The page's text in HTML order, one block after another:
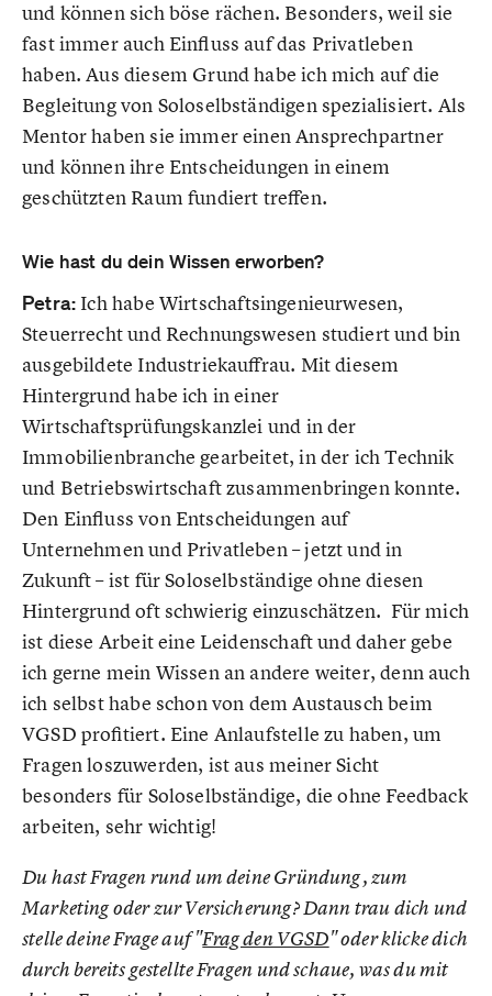
und können sich böse rächen. Besonders, weil sie
fast immer auch Einfluss auf das Privatleben
haben. Aus diesem Grund habe ich mich auf die
Begleitung von Soloselbständigen spezialisiert. Als
Mentor haben sie immer einen Ansprechpartner
und können ihre Entscheidungen in einem
geschützten Raum fundiert treffen.
Wie hast du dein Wissen erworben?
Petra: Ich habe Wirtschaftsingenieurwesen,
Steuerrecht und Rechnungswesen studiert und bin
ausgebildete Industriekauffrau. Mit diesem
Hintergrund habe ich in einer
Wirtschaftsprüfungskanzlei und in der
Immobilienbranche gearbeitet, in der ich Technik
und Betriebswirtschaft zusammenbringen konnte.
Den Einfluss von Entscheidungen auf
Unternehmen und Privatleben – jetzt und in
Zukunft – ist für Soloselbständige ohne diesen
Hintergrund oft schwierig einzuschätzen. Für mich
ist diese Arbeit eine Leidenschaft und daher gebe
ich gerne mein Wissen an andere weiter, denn auch
ich selbst habe schon von dem Austausch beim
VGSD profitiert. Eine Anlaufstelle zu haben, um
Fragen loszuwerden, ist aus meiner Sicht
besonders für Soloselbständige, die ohne Feedback
arbeiten, sehr wichtig!
Du hast Fragen rund um deine Gründung, zum
Marketing oder zur Versicherung? Dann trau dich und
stelle deine Frage auf "Frag den VGSD" oder klicke dich
durch bereits gestellte Fragen und schaue, was du mit